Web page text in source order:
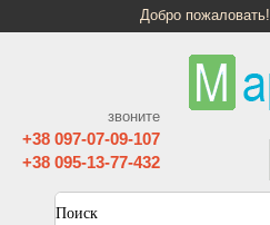
Добро пожаловать!
звоните
+38 097-07-09-107
+38 095-13-77-432